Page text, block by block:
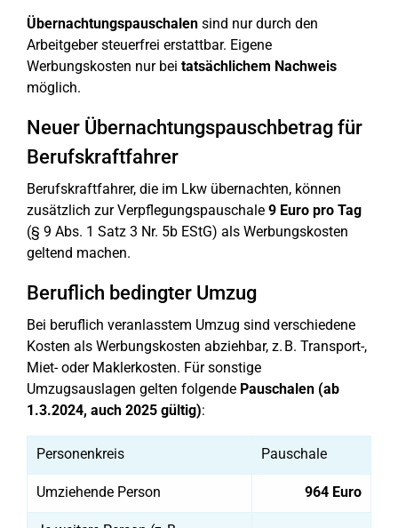
Übernachtungspauschalen sind nur durch den
Arbeitgeber steuerfrei erstattbar. Eigene
Werbungskosten nur bei tatsächlichem Nachweis
möglich.
Neuer Übernachtungspauschbetrag für
Berufskraftfahrer
Berufskraftfahrer, die im Lkw übernachten, können
zusätzlich zur Verpflegungspauschale 9 Euro pro Tag
(§ 9 Abs. 1 Satz 3 Nr. 5b EStG) als Werbungskosten
geltend machen.
Beruflich bedingter Umzug
Bei beruflich veranlasstem Umzug sind verschiedene
Kosten als Werbungskosten abziehbar, z. B. Transport-,
Miet- oder Maklerkosten. Für sonstige
Umzugsauslagen gelten folgende Pauschalen (ab
1.3.2024, auch 2025 gültig):
Personenkreis Pauschale
Umziehende Person 964 Euro